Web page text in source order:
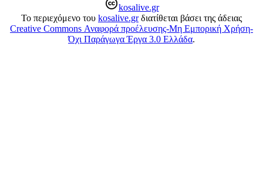
kosalive.gr
Το περιεχόμενο του kosalive.grδιατίθεται βάσει της άδειας
Creative Commons Αναφορά προέλευσης-Μη Εμπορική Χρήση-
Όχι Παράγωγα Έργα 3.0 Ελλάδα.